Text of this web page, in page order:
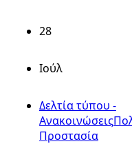
28
Ιούλ
Δελτία τύπου -
Ανακοινώσεις
Προστασία